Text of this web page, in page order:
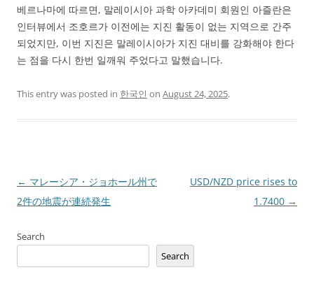
베르나마에 따르면, 말레이시아 과학 아카데미 회원인 아즐란은
인터뷰에서 조호르가 이전에는 지진 활동이 없는 지역으로 간주
되었지만, 이번 지진은 말레이시아가 지진 대비를 강화해야 한다
는 점을 다시 한번 일깨워 주었다고 말했습니다.
This entry was posted in 한국인 on August 24, 2025.
Post
navigation
← マレーシア・ジョホール州で
2件の地震が連続発生
USD/NZD price rises to
1.7400 →
Search
Search